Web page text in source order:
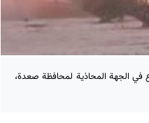
في الجهة المحاذية لمحافظة صعدة،